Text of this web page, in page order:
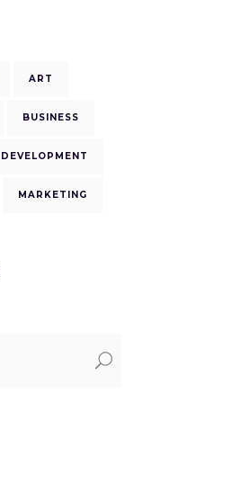
ART
BUSINESS
DEVELOPMENT
MARKETING